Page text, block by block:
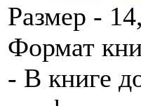
Размер -
Формат
- В книге